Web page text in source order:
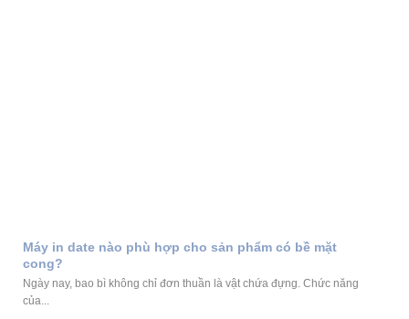
Máy in date nào phù hợp cho sản phẩm có bề mặt
cong?
Ngày nay, bao bì không chỉ đơn thuần là vật chứa đựng. Chức năng
của...